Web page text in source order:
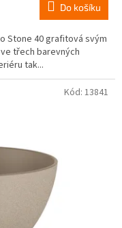
Do košíku
Stone 40 grafitová svým
třech barevných
tak...
Kód: 13841